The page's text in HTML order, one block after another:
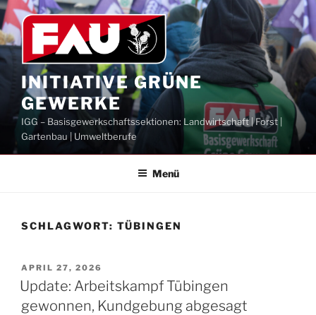
Zum
Inhalt
springen
INITIATIVE GRÜNE
GEWERKE
IGG – Basisgewerkschaftssektionen: Landwirtschaft | Forst |
Gartenbau | Umweltberufe
Menü
SCHLAGWORT: TÜBINGEN
VERÖFFENTLICHT
AM
APRIL 27, 2026
Update: Arbeitskampf Tübingen
gewonnen, Kundgebung abgesagt